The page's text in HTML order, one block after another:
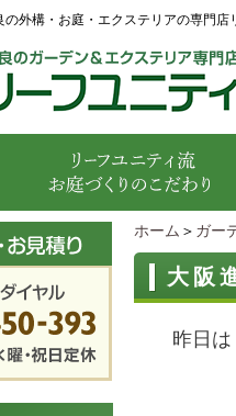
の外構・お庭・エクステリアの専門店
ホーム ＞ ガー
大阪
昨日は